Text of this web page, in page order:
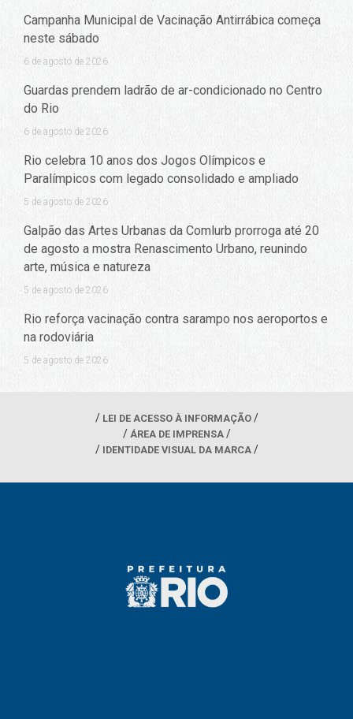
Campanha Municipal de Vacinação Antirrábica começa
neste sábado
6 de agosto de 2026
Guardas prendem ladrão de ar-condicionado no Centro
do Rio
6 de agosto de 2026
Rio celebra 10 anos dos Jogos Olímpicos e
Paralímpicos com legado consolidado e ampliado
5 de agosto de 2026
Galpão das Artes Urbanas da Comlurb prorroga até 20
de agosto a mostra Renascimento Urbano, reunindo
arte, música e natureza
5 de agosto de 2026
Rio reforça vacinação contra sarampo nos aeroportos e
na rodoviária
5 de agosto de 2026
LEI DE ACESSO À INFORMAÇÃO
ÁREA DE IMPRENSA
IDENTIDADE VISUAL DA MARCA